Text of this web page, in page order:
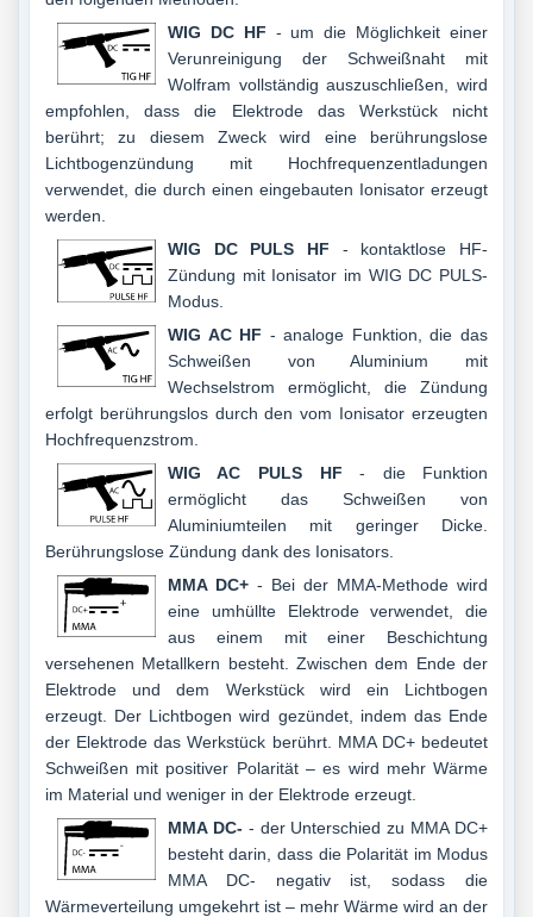
WIG DC HF - um die Möglichkeit einer
Verunreinigung der Schweißnaht mit
Wolfram vollständig auszuschließen, wird
empfohlen, dass die Elektrode das Werkstück nicht
berührt; zu diesem Zweck wird eine berührungslose
Lichtbogenzündung mit Hochfrequenzentladungen
verwendet, die durch einen eingebauten Ionisator erzeugt
werden.
WIG DC PULS HF
- kontaktlose HF-
Zündung mit Ionisator im WIG DC PULS-
Modus.
WIG AC HF - analoge Funktion, die das
Schweißen von Aluminium mit
Wechselstrom ermöglicht, die Zündung
erfolgt berührungslos durch den vom Ionisator erzeugten
Hochfrequenzstrom.
WIG AC PULS HF - die Funktion
ermöglicht das Schweißen von
Aluminiumteilen mit geringer Dicke.
Berührungslose Zündung dank des Ionisators.
MMA DC+ - Bei der MMA-Methode wird
eine umhüllte Elektrode verwendet, die
aus einem mit einer Beschichtung
versehenen Metallkern besteht. Zwischen dem Ende der
Elektrode und dem Werkstück wird ein Lichtbogen
erzeugt. Der Lichtbogen wird gezündet, indem das Ende
der Elektrode das Werkstück berührt. MMA DC+ bedeutet
Schweißen mit positiver Polarität – es wird mehr Wärme
im Material und weniger in der Elektrode erzeugt.
MMA DC-- der Unterschied zu MMA DC+
besteht darin, dass die Polarität im Modus
MMA DC- negativ ist, sodass die
Wärmeverteilung umgekehrt ist – mehr Wärme wird an der